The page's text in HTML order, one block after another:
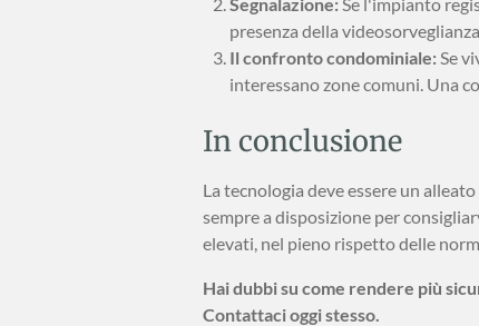
presenza della
Il confronto condominiale:Se
interessano zone comuni. Una
In conclusione
La tecnologia deve essere un
sempre a disposizione per
elevati, nel pieno rispetto delle
Hai dubbi su come rendere più
Contattaci oggi stesso.